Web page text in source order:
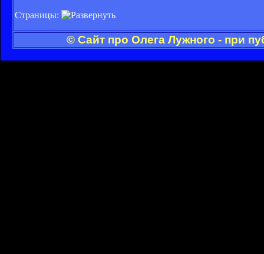
Страницы:
© Сайт про Олега Лужного - при